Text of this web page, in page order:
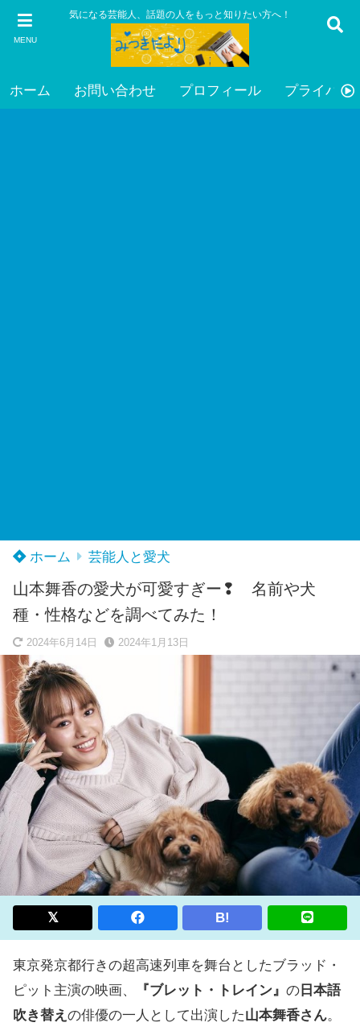
MENU
気になる芸能人、話題の人をもっと知りたい方へ！
ホーム お問い合わせ プロフィール プライバシ
ホーム 芸能人と愛犬
山本舞香の愛犬が可愛すぎー❢ 名前や犬
種・性格などを調べてみた！
2024年6月14日 2024年1月13日
B!
東京発京都行きの超高速列車を舞台としたブラッド・
ピット主演の映画、
『ブレット・トレイン』 の 日本語
吹き替え の俳優の一人として出演した山本舞香さん。